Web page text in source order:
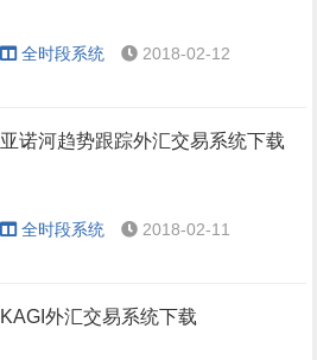
全时段系统 2018-02-12
亚诺河趋势跟踪外汇交易系统下载
全时段系统 2018-02-11
KAGI外汇交易系统下载